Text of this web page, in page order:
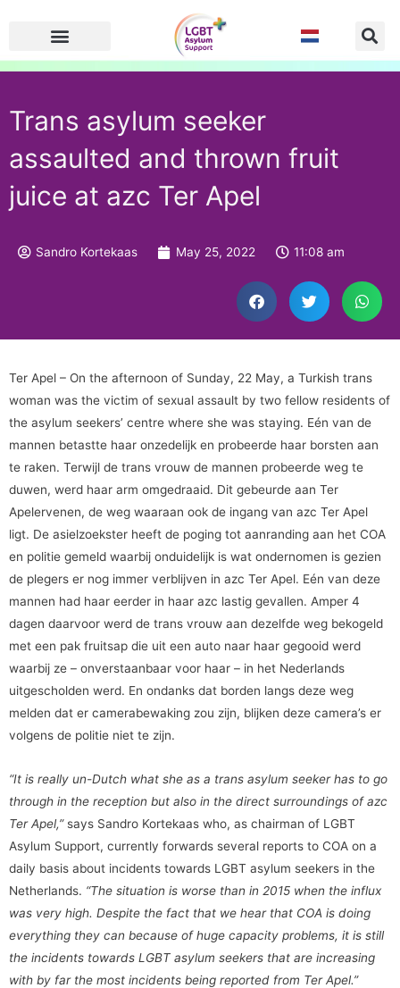
Trans asylum seeker
assaulted and thrown fruit
juice at azc Ter Apel
Sandro Kortekaas May 25, 2022 11:08 am
Ter Apel – On the afternoon of Sunday, 22 May, a Turkish trans
woman was the victim of sexual assault by two fellow residents of
the asylum seekers’ centre where she was staying. Eén van de
mannen betastte haar onzedelijk en probeerde haar borsten aan
te raken. Terwijl de trans vrouw de mannen probeerde weg te
duwen, werd haar arm omgedraaid. Dit gebeurde aan Ter
Apelervenen, de weg waaraan ook de ingang van azc Ter Apel
ligt. De asielzoekster heeft de poging tot aanranding aan het COA
en politie gemeld waarbij onduidelijk is wat ondernomen is gezien
de plegers er nog immer verblijven in azc Ter Apel. Eén van deze
mannen had haar eerder in haar azc lastig gevallen. Amper 4
dagen daarvoor werd de trans vrouw aan dezelfde weg bekogeld
met een pak fruitsap die uit een auto naar haar gegooid werd
waarbij ze – onverstaanbaar voor haar – in het Nederlands
uitgescholden werd. En ondanks dat borden langs deze weg
melden dat er camerabewaking zou zijn, blijken deze camera’s er
volgens de politie niet te zijn.
“It is really un-Dutch what she as a trans asylum seeker has to go
through in the reception but also in the direct surroundings of azc
Ter Apel,” says Sandro Kortekaas who, as chairman of LGBT
Asylum Support, currently forwards several reports to COA on a
daily basis about incidents towards LGBT asylum seekers in the
Netherlands. “The situation is worse than in 2015 when the influx
was very high. Despite the fact that we hear that COA is doing
everything they can because of huge capacity problems, it is still
the incidents towards LGBT asylum seekers that are increasing
with by far the most incidents being reported from Ter Apel.”